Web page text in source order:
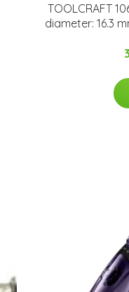
TOOLCRAFT
diameter: 16.3